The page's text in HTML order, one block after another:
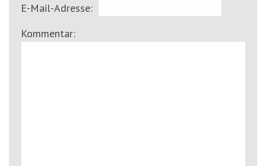
E-Mail-Adresse:
Kommentar: